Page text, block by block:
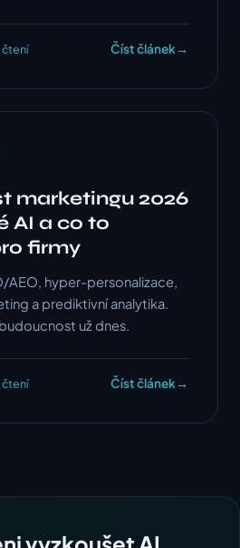
čtení Číst článek →
marketingu 2026
AI a co to
firmy
AEO, hyper-personalizace,
a prediktivní analytika.
už dnes.
čtení Číst článek →